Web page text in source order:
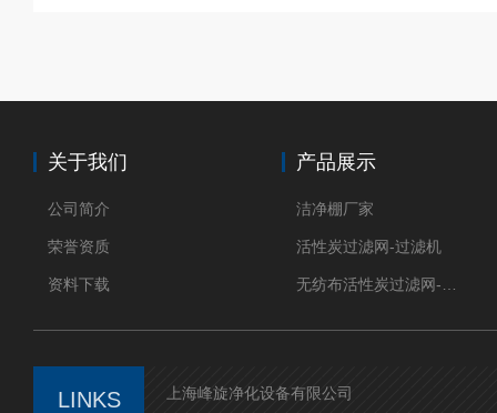
关问题进行了深入分析和讨论。大气污染到了危险
区相继出现4次大范围雾霾天气，影响30个省(区、
关于我们
公司简介
荣誉资质
资料下载
产品展示
洁净棚厂家
活性炭过滤网-过滤机
LINKS 上海峰旋净化设备有限公司